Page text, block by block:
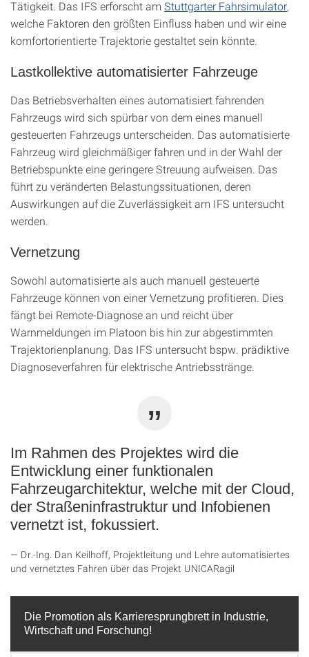
Tätigkeit. Das IFS erforscht am Stuttgarter Fahrsimulator,
welche Faktoren den größten Einfluss haben und wir eine
komfortorientierte Trajektorie gestaltet sein könnte.
Lastkollektive automatisierter Fahrzeuge
Das Betriebsverhalten eines automatisiert fahrenden
Fahrzeugs wird sich spürbar von dem eines manuell
gesteuerten Fahrzeugs unterscheiden. Das automatisierte
Fahrzeug wird gleichmäßiger fahren und in der Wahl der
Betriebspunkte eine geringere Streuung aufweisen. Das
führt zu veränderten Belastungssituationen, deren
Auswirkungen auf die Zuverlässigkeit am IFS untersucht
werden.
Vernetzung
Sowohl automatisierte als auch manuell gesteuerte
Fahrzeuge können von einer Vernetzung profitieren. Dies
fängt bei Remote-Diagnose an und reicht über
Warnmeldungen im Platoon bis hin zur abgestimmten
Trajektorienplanung. Das IFS untersucht bspw. prädiktive
Diagnoseverfahren für elektrische Antriebsstränge.
Im Rahmen des Projektes wird die
Entwicklung einer funktionalen
Fahrzeugarchitektur, welche mit der Cloud,
der Straßeninfrastruktur und Infobienen
vernetzt ist, fokussiert.
Dr.-Ing. Dan Keilhoff, Projektleitung und Lehre automatisiertes
und vernetztes Fahren über das Projekt UNICARagil
Die Promotion als Karrieresprungbrett in Industrie,
Wirtschaft und Forschung!